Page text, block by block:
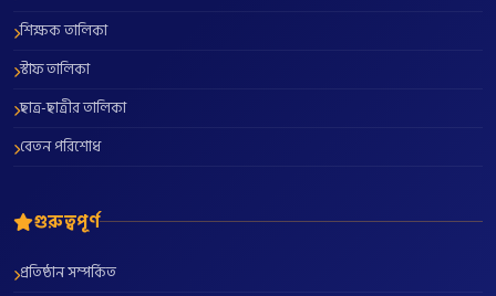
শিক্ষক তালিকা
স্টাফ তালিকা
ছাত্র-ছাত্রীর তালিকা
বেতন পরিশোধ
গুরুত্বপূর্ণ
প্রতিষ্ঠান সম্পর্কিত